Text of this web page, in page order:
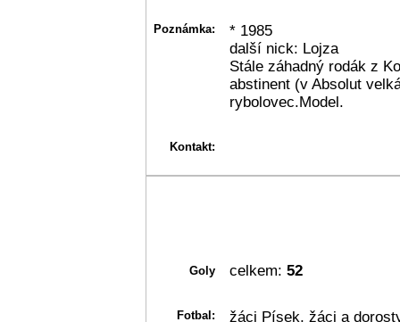
Poznámka:
* 1985
další nick: Lojza
Stále záhadný rodák z
abstinent (v Absolut
rybolovec.Model.
Kontakt:
Goly celkem: 52
Fotbal:
žáci Písek, žáci a